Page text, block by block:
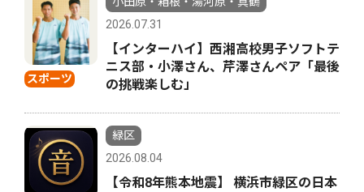
スポーツ
2026.07.31
【インターハイ】西湘高校男子ソフトテ
ニス部・小澤さん、芹澤さんペア「最後
の挑戦楽しむ」
緑区
2026.08.04
【令和8年熊本地震】 横浜市緑区の日本